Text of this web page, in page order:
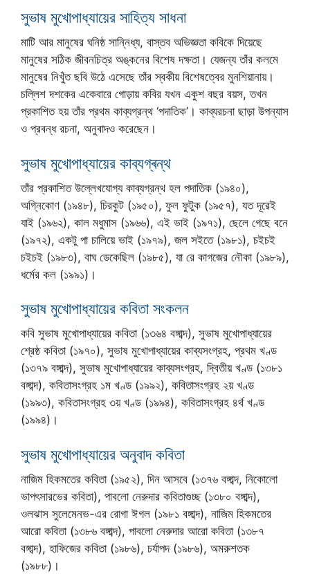
সুভাষ মুখোপাধ্যায়ের সাহিত্য সাধনা
মাটি আর মানুষের ঘনিষ্ঠ সান্নিধ্য, বাস্তব অভিজ্ঞতা কবিকে দিয়েছে
মানুষের সঠিক জীবনচিত্র অঙ্কনের বিশেষ দক্ষতা। যেজন্য তাঁর কলমে
মানুষের নিখুঁত ছবি উঠে এসেছে তাঁর স্বকীয় বিশেষত্বের মুনশিয়ানায়।
চল্লিশ দশকের একেবারে গোড়ায় কবির যখন একুশ বছর বয়স, তখন
প্রকাশিত হয় তাঁর প্রথম কাব্যগ্রন্থ ‘পদাতিক’। কাব্যরচনা ছাড়া উপন্যাস
ও প্রবন্ধ রচনা, অনুবাদও করেছেন।
সুভাষ মুখোপাধ্যায়ের কাব্যগ্ৰন্থ
তাঁর প্রকাশিত উল্লেখযোগ্য কাব্যগ্রন্থ হল পদাতিক (১৯৪০),
অগ্নিকোণ (১৯৪৮), চিরকুট (১৯৫০), ফুল ফুটুক (১৯৫৭), যত দূরেই
যাই (১৯৬২), কাল মধুমাস (১৯৬৬), এই ভাই (১৯৭১), ছেলে গেছে বনে
(১৯৭২), একটু পা চালিয়ে ভাই (১৯৭৯), জল সইতে (১৯৮১), চইচই
চইচই (১৯৮৩), বাঘ ডেকেছিল (১৯৮৫), যা রে কাগজের নৌকা (১৯৮৯),
ধর্মের কল (১৯৯১)।
সুভাষ মুখোপাধ্যায়ের কবিতা সংকলন
কবি সুভাষ মুখোপাধ্যায়ের কবিতা (১৩৬৪ বঙ্গাব্দ), সুভাষ মুখোপাধ্যায়ের
শ্রেষ্ঠ কবিতা (১৯৭০), সুভাষ মুখোপাধ্যায়ের কাব্যসংগ্রহ, প্রথম খণ্ড
(১৩৭৯ বঙ্গাব্দ), সুভাষ মুখোপাধ্যায়ের কাব্যসংগ্রহ, দ্বিতীয় খণ্ড (১৩৮১
বঙ্গাব্দ), কবিতাসংগ্রহ ১ম খণ্ড (১৯৯২), কবিতাসংগ্রহ ২য় খণ্ড
(১৯৯৩), কবিতাসংগ্রহ ৩য় খণ্ড (১৯৯৪), কবিতাসংগ্রহ ৪র্থ খণ্ড
(১৯৯৪)।
সুভাষ মুখোপাধ্যায়ের অনুবাদ কবিতা
নাজিম হিকমতের কবিতা (১৯৫২), দিন আসবে (১৩৭৬ বঙ্গাব্দ, নিকোলো
ভাপৎসারভের কবিতা), পাবলো নেরুদার কবিতাগুচ্ছ (১৩৮০ বঙ্গাব্দ),
ওলঝাস সুলেমেনভ-এর রোগা ঈগল (১৯৮১ বঙ্গাব্দ), নাজিম হিকমতের
আরো কবিতা (১৩৮৬ বঙ্গাব্দ), পাবলো নেরুদার আরো কবিতা (১৩৮৭
বঙ্গাব্দ), হাফিজের কবিতা (১৯৮৬), চর্যাপদ (১৯৮৬), অমরুশতক
(১৯৮৮)।